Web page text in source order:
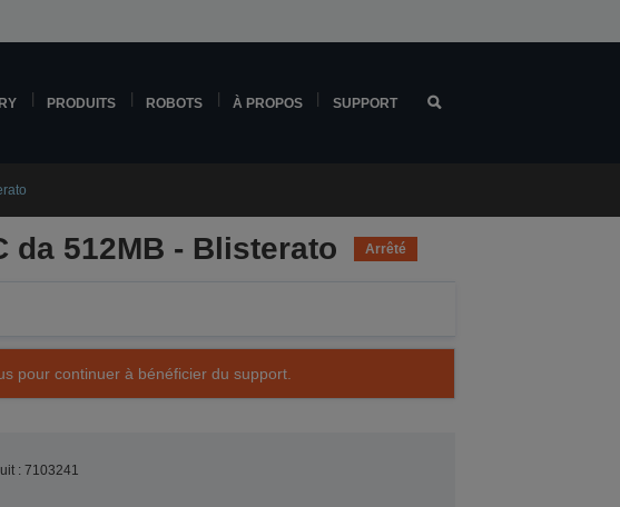
PRODUITS ROBOTS À PROPOS SUPPORT
da 512MB - Blisterato Arrêté
pour continuer à bénéficier du support.
: 7103241